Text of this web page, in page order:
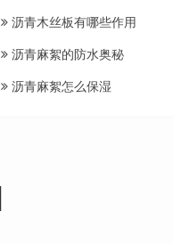
沥青木丝板有哪些作用
沥青麻絮的防水奥秘
沥青麻絮怎么保湿